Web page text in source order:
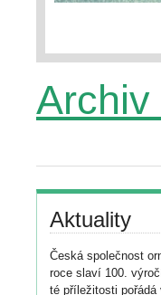
Aktuality
Česká společnost
roce slaví 100.
té příležitosti pořádá